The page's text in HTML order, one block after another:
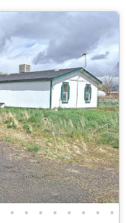
• • • • • • • •